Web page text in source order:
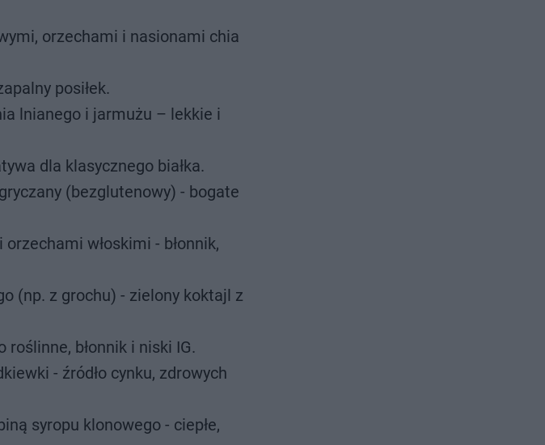
orzechami i nasionami chia
posiłek.
lnianego i jarmużu – lekkie i
dla klasycznego białka.
(bezglutenowy) - bogate
włoskimi - błonnik,
(np. z grochu) - zielony koktajl z
błonnik i niski IG.
- źródło cynku, zdrowych
syropu klonowego - ciepłe,